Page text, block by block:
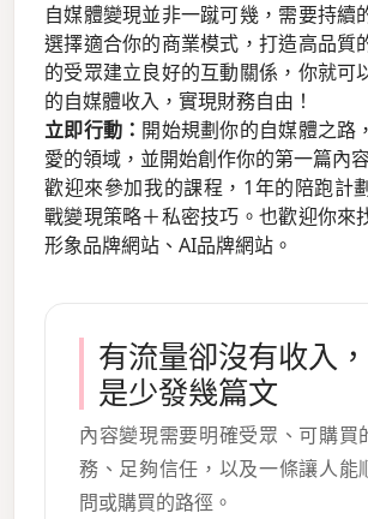
自媒體變現並非一蹴可幾，需要持續
選擇適合你的商業模式，打造高品質
的受眾建立良好的互動關係，你就可
的自媒體收入，實現財務自由！
立即行動： 開始規劃你的自媒體之路
愛的領域，並開始創作你的第一篇內
歡迎來參加我的課程，1年的陪跑計
戰變現策略＋私密技巧。也歡迎你來
形象品牌網站、AI品牌網站。
有流量卻沒有收入
是少發幾篇文
內容變現需要明確受眾、可購買
務、足夠信任，以及一條讓人能
問或購買的路徑。